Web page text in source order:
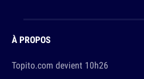
À PROPOS
Topito.com devient 10h26